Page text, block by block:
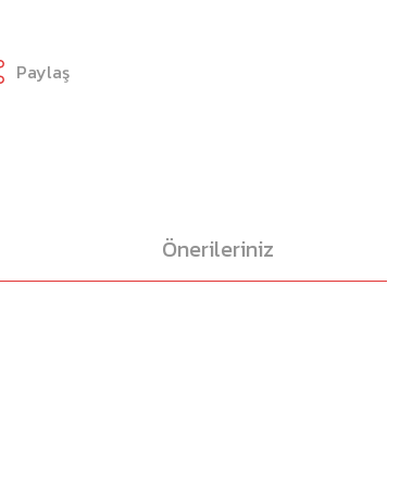
Paylaş
Önerileriniz